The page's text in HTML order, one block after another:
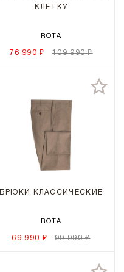
КЛЕТКУ
ROTA
76 990 ₽ 109 990 ₽
БРЮКИ КЛАССИЧЕСКИЕ
ROTA
69 990 ₽ 99 990 ₽